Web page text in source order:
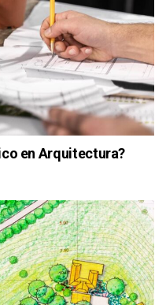
en Arquitectura?